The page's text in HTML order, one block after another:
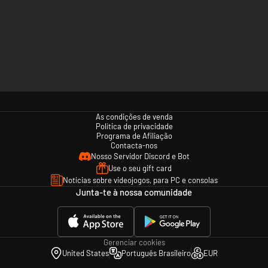
As condições de venda
Política de privacidade
Programa de Afiliação
Contacta-nos
Nosso Servidor Discord e Bot
Use o seu gift card
Notícias sobre videojogos, para PC e consolas
Junta-te à nossa comunidade
Gerenciar cookies
United States
Português Brasileiro EUR